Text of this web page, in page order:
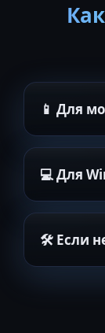
📱 Для
💻 Для
🛠 Если